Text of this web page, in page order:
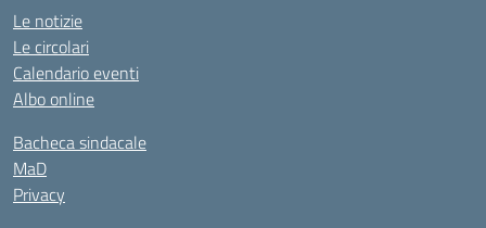
Le notizie
Le circolari
Calendario eventi
Albo online
Bacheca sindacale
MaD
Privacy